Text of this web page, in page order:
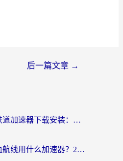
后一篇文章 →
海外崩坏：星穹铁道加速器下载安装：一份给游子的终极网络指南
境外玩航海王热血航线用什么加速器？2026海外玩家实测最优方案（附欧洲问道堡垒前线加速技巧）